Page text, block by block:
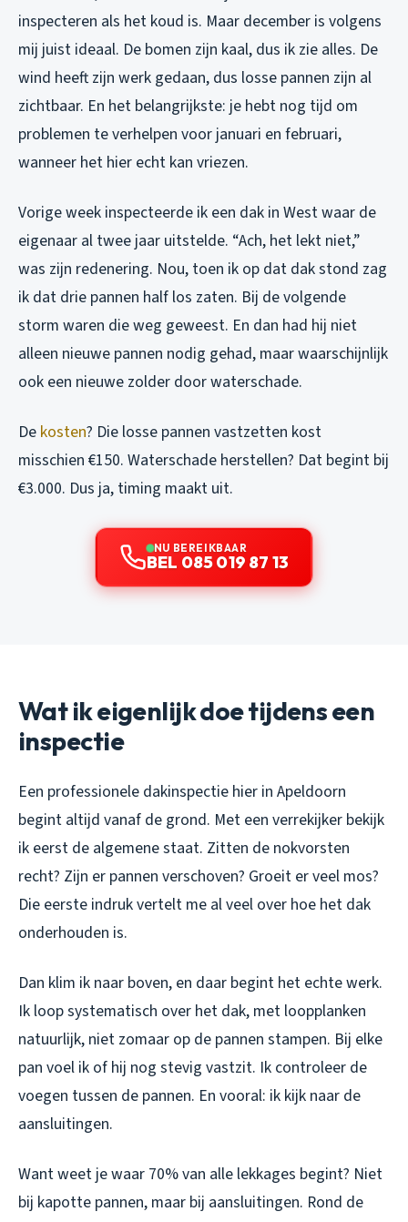
inspecteren als het koud is. Maar december is volgens
mij juist ideaal. De bomen zijn kaal, dus ik zie alles. De
wind heeft zijn werk gedaan, dus losse pannen zijn al
zichtbaar. En het belangrijkste: je hebt nog tijd om
problemen te verhelpen voor januari en februari,
wanneer het hier echt kan vriezen.
Vorige week inspecteerde ik een dak in West waar de
eigenaar al twee jaar uitstelde. “Ach, het lekt niet,”
was zijn redenering. Nou, toen ik op dat dak stond zag
ik dat drie pannen half los zaten. Bij de volgende
storm waren die weg geweest. En dan had hij niet
alleen nieuwe pannen nodig gehad, maar waarschijnlijk
ook een nieuwe zolder door waterschade.
De kosten? Die losse pannen vastzetten kost
misschien €150. Waterschade herstellen? Dat begint bij
€3.000. Dus ja, timing maakt uit.
NU BEREIKBAAR
BEL 085 019 87 13
Wat ik eigenlijk doe tijdens een
inspectie
Een professionele dakinspectie hier in Apeldoorn
begint altijd vanaf de grond. Met een verrekijker bekijk
ik eerst de algemene staat. Zitten de nokvorsten
recht? Zijn er pannen verschoven? Groeit er veel mos?
Die eerste indruk vertelt me al veel over hoe het dak
onderhouden is.
Dan klim ik naar boven, en daar begint het echte werk.
Ik loop systematisch over het dak, met loopplanken
natuurlijk, niet zomaar op de pannen stampen. Bij elke
pan voel ik of hij nog stevig vastzit. Ik controleer de
voegen tussen de pannen. En vooral: ik kijk naar de
aansluitingen.
Want weet je waar 70% van alle lekkages begint? Niet
bij kapotte pannen, maar bij aansluitingen. Rond de